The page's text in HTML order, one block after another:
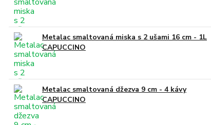
Metalac smaltovaná miska s 2 ušami 16 cm - 1L
CAPUCCINO
Metalac smaltovaná džezva 9 cm - 4 kávy
CAPUCCINO